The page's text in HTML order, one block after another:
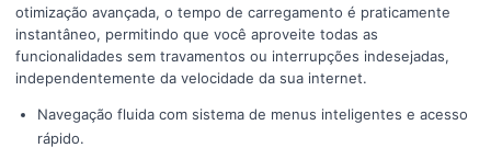
otimização avançada, o tempo de carregamento é praticamente
instantâneo, permitindo que você aproveite todas as
funcionalidades sem travamentos ou interrupções indesejadas,
independentemente da velocidade da sua internet.
Navegação fluida com sistema de menus inteligentes e acesso
rápido.